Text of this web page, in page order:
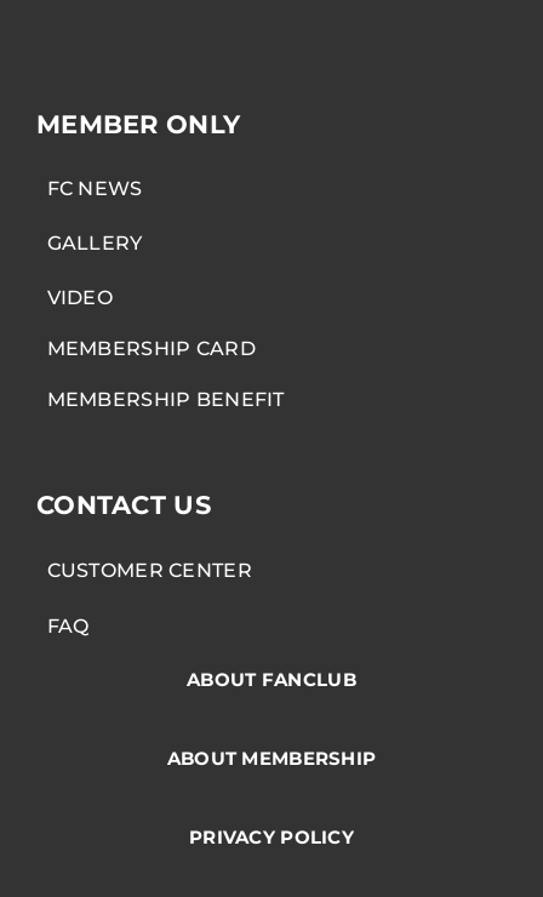
MEMBER ONLY
FC NEWS
GALLERY
VIDEO
MEMBERSHIP CARD
MEMBERSHIP BENEFIT
CONTACT US
CUSTOMER CENTER
FAQ
ABOUT FANCLUB
ABOUT MEMBERSHIP
PRIVACY POLICY